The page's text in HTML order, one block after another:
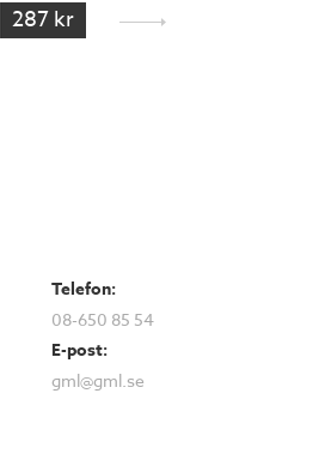
287 kr
Telefon:
08-650 85 54
E-post:
gml@gml.se